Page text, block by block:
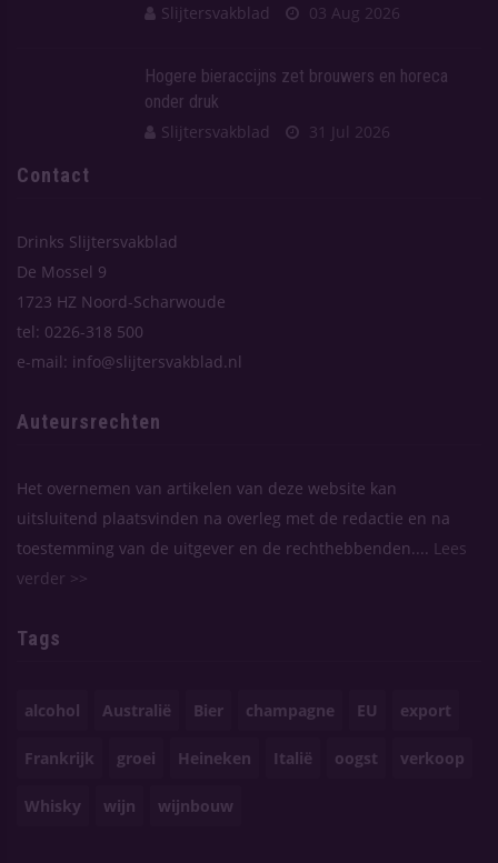
Slijtersvakblad
03 Aug 2026
Hogere bieraccijns zet brouwers en horeca
onder druk
Slijtersvakblad
31 Jul 2026
Contact
Drinks Slijtersvakblad
De Mossel 9
1723 HZ Noord-Scharwoude
tel: 0226-318 500
e-mail: info@slijtersvakblad.nl
Auteursrechten
Het overnemen van artikelen van deze website kan
uitsluitend plaatsvinden na overleg met de redactie en na
toestemming van de uitgever en de rechthebbenden....
Lees
verder >>
Tags
alcohol Australië Bier champagne EU export
Frankrijk groei Heineken Italië oogst verkoop
Whisky wijn wijnbouw